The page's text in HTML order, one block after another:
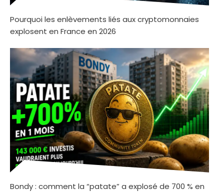
Pourquoi les enlèvements liés aux cryptomonnaies
explosent en France en 2026
Bondy : comment la “patate” a explosé de 700 % en